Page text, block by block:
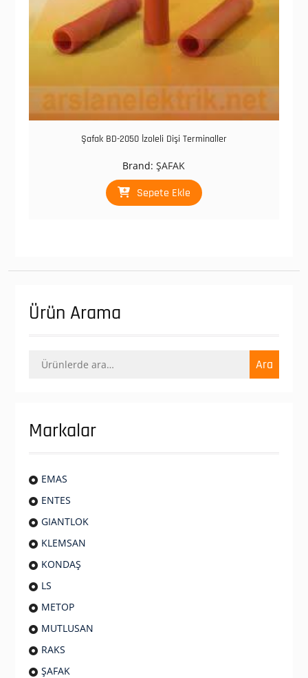
Şafak BD-2050 İzoleli Dişi Terminaller
Brand:ŞAFAK
Sepete Ekle
Ürün Arama
Ara: Ara
Markalar
EMAS
ENTES
GIANTLOK
KLEMSAN
KONDAŞ
LS
METOP
MUTLUSAN
RAKS
ŞAFAK